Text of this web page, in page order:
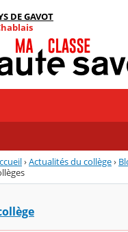
DE GAVOT
›Actualités du collège›